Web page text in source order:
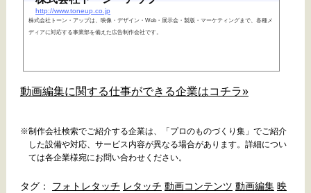
http://www.toneup.co.jp
株式会社トーン・アップは、映像・デザイン・Web・展示会・製版・マーケティングまで、各種メ
ディアに対応する事業部を備えた広告制作会社です。
動画編集に関する仕事ができる企業はコチラ»
※制作会社検索でご紹介する企業は、「プロのものづくり集」でご紹介
した設備や対応、サービス内容が異なる場合があります。詳細につい
ては各企業様宛にお問い合わせください。
フォトレタッチ レタッチ 動画コンテンツ 動画編集 映